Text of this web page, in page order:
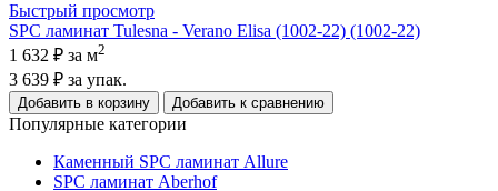
Быстрый просмотр
SPC ламинат Tulesna - Verano Elisa (1002-22) (1002-22)
1 632 ₽ за м2
3 639 ₽ за упак.
Добавить в корзину Добавить к сравнению
Популярные категории
Каменный SPC ламинат Allure
SPC ламинат Aberhof